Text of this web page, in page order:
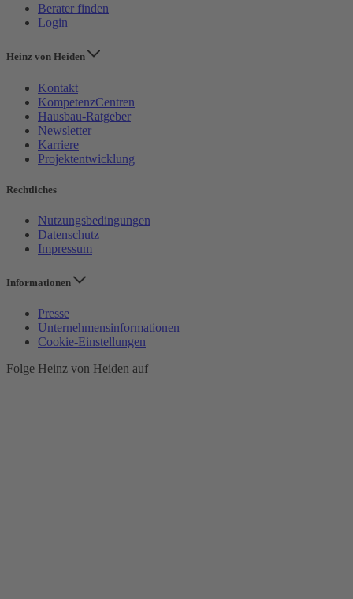
Berater finden
Login
Heinz von Heiden
Kontakt
KompetenzCentren
Hausbau-Ratgeber
Newsletter
Karriere
Projektentwicklung
Rechtliches
Nutzungsbedingungen
Datenschutz
Impressum
Informationen
Presse
Unternehmensinformationen
Cookie-Einstellungen
Folge Heinz von Heiden auf